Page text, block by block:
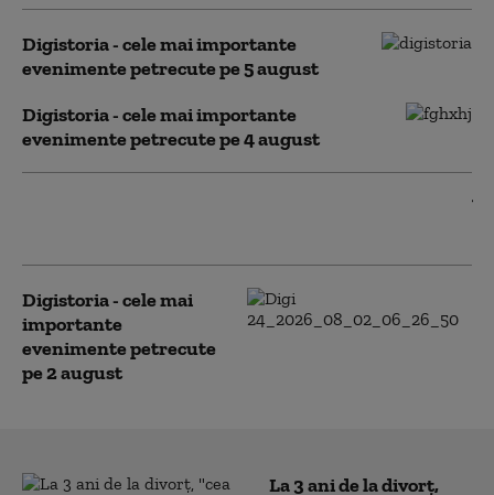
Digistoria - cele mai importante
evenimente petrecute pe 5 august
Digistoria - cele mai importante
evenimente petrecute pe 4 august
Digistoria - cele mai
importante
evenimente petrecute
pe 2 august
La 3 ani de la divorț,